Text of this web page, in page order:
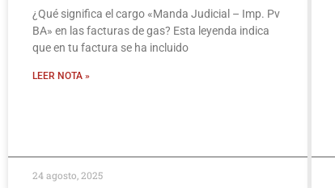
¿Qué significa el cargo «Manda Judicial – Imp. Pv
BA» en las facturas de gas? Esta leyenda indica
que en tu factura se ha incluido
LEER NOTA »
24 agosto, 2025